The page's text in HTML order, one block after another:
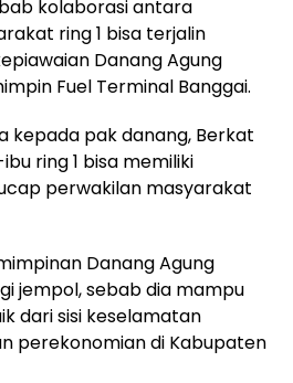
kolaborasi antara
ring 1 bisa terjalin
Danang Agung
Fuel Terminal Banggai.
kepada pak danang, Berkat
ring 1 bisa memiliki
perwakilan masyarakat
Danang Agung
jempol, sebab dia mampu
dari sisi keselamatan
perekonomian di Kabupaten